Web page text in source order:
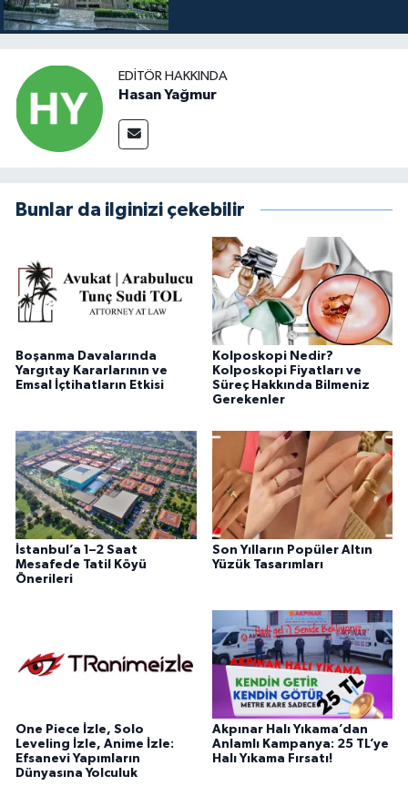
EDITÖR HAKKINDA
Hasan Yağmur
Bunlar da ilginizi çekebilir
Boşanma Davalarında
Yargıtay Kararlarının ve
Emsal İçtihatların Etkisi
Kolposkopi Nedir?
Kolposkopi Fiyatları ve
Süreç Hakkında Bilmeniz
Gerekenler
İstanbul’a 1–2 Saat
Mesafede Tatil Köyü
Önerileri
Son Yılların Popüler Altın
Yüzük Tasarımları
One Piece İzle, Solo
Leveling İzle, Anime İzle:
Efsanevi Yapımların
Dünyasına Yolculuk
Akpınar Halı Yıkama’dan
Anlamlı Kampanya: 25 TL’ye
Halı Yıkama Fırsatı!